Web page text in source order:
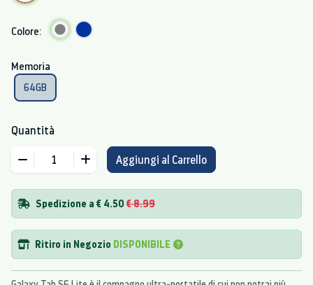
Colore:
Memoria
64GB
Quantità
Aggiungi al Carrello
Spedizione a € 4.50 € 8.99
Ritiro in Negozio DISPONIBILE